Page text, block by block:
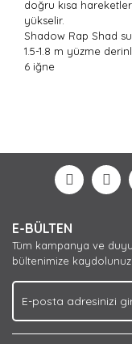
doğru kısa
yükselir.
Shadow Rap Shad
1.5-1.8 m yüzme
6 iğne
formunu
Görüş ve
Ürün
Ürün
Ürün fiyatı
Bu ürüne
E-BÜLTEN
Tüm kampanya ve
bültenimize kaydolunuz.